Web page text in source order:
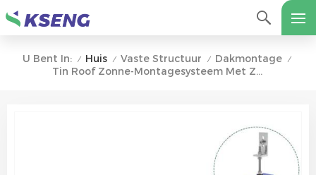
U Bent In: / Huis / Vaste Structuur / Dakmontage /
Tin Roof Zonne-Montagesysteem Met Zonne-Hangerbout